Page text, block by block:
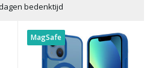
bedenktijd
MagSafe